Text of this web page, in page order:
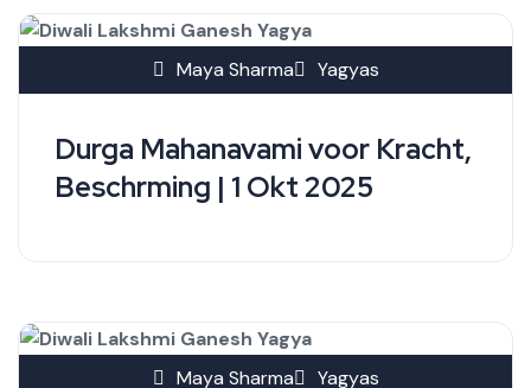
Durga Mahanavami voor Kracht,
Beschrming | 1 Okt 2025
Maya Sharma Yagyas
Maya Sharma Yagyas